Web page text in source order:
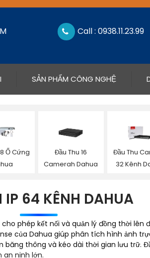
Call : 0938.11.23.99
SẢN PHẨM CÔNG NGHỆ
Ổ Cứng
Đầu Thu 16
Camerah Dahua
Đầu Thu
32 Kênh
64 KÊNH DAHUA
phép kết nối và quản lý đồng thời
của Dahua giúp phân tích hình ảnh
thông và kéo dài thời gian lưu trữ.
an ninh lớn.